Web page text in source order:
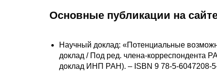
Основные публикации на
Научный доклад: «Потенциальные
доклад / Под ред. члена-корреспондента
доклад ИНП РАН). – ISBN 9 78-5-6047208-